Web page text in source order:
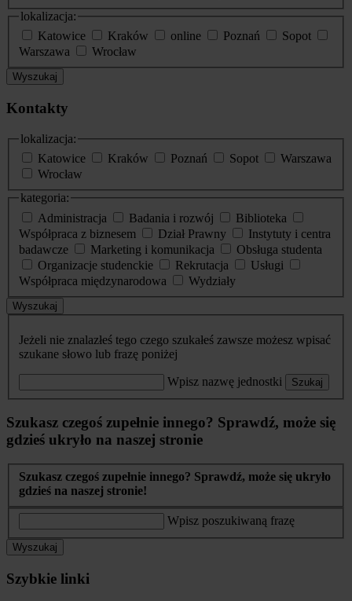
lokalizacja:
Katowice
Kraków online Poznań
Sopot
Warszawa
Wrocław
Wyszukaj
Kontakty
lokalizacja:
Katowice
Kraków Poznań Sopot
Warszawa
Wrocław
kategoria:
Administracja
Badania i rozwój
Biblioteka
Współpraca z biznesem
Dział Prawny
Instytuty i centra
badawcze
Marketing i komunikacja
Obsługa studenta
Organizacje studenckie
Rekrutacja
Usługi
Współpraca międzynarodowa
Wydziały
Wyszukaj
Jeżeli nie znalazłeś tego czego szukałeś zawsze możesz wpisać
szukane słowo lub frazę poniżej
Wpisz nazwę jednostki Szukaj
Szukasz czegoś zupełnie innego? Sprawdź, może się
gdzieś ukryło na naszej stronie
Szukasz czegoś zupełnie innego? Sprawdź, może się ukryło
gdzieś na naszej stronie!
Wpisz poszukiwaną frazę
Wyszukaj
Szybkie linki